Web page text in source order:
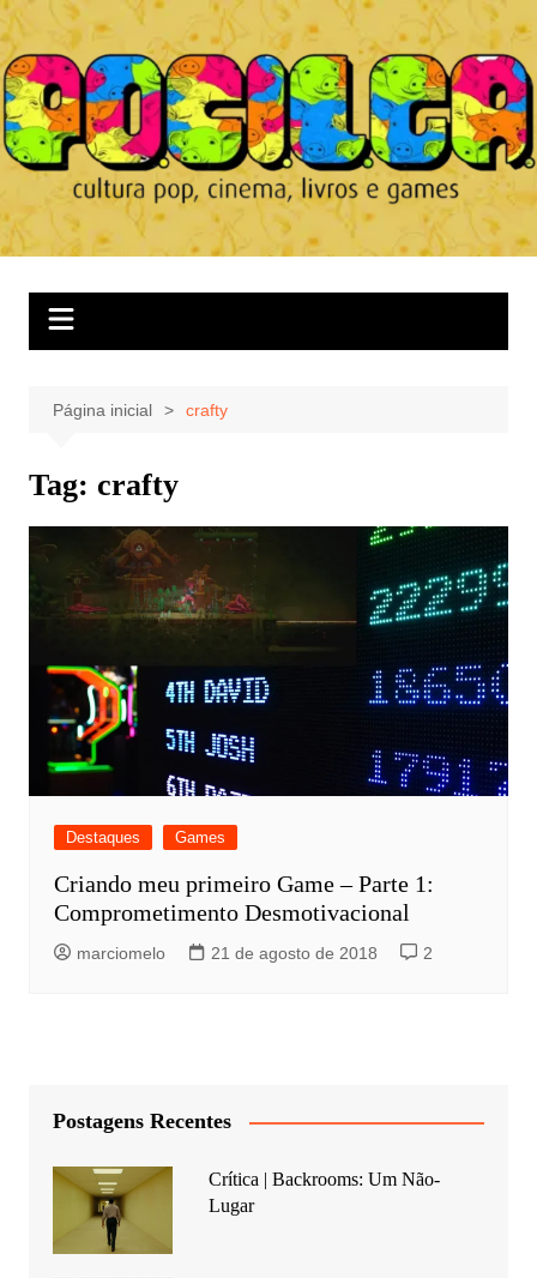
Ir
para
o
conteúdo
Página inicial crafty
Tag: crafty
Destaques Games
Criando meu primeiro Game – Parte 1:
Comprometimento Desmotivacional
marciomelo 21 de agosto de 2018 2
Postagens Recentes
Crítica | Backrooms: Um Não-
Lugar